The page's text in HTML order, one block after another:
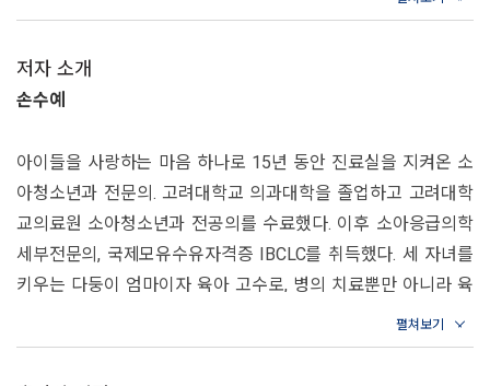
0~60개월까지 개월별로
부모가 꼭 알아야 할 핵심만 쏙쏙!
육아가 두려운 것은 육아 자체보다는 방대한 육아 정보를 공부해
야 한다는 생각 때문일지도 모른다. 하지만 부모는 육아에 관한
모든 정보를 다 알 필요도 없고, 그렇게 할 수도 없다. 피부 질환
을 조심해야 하는 영유아 시기에는 피부 관련 정보를 알아두고,
분리불안이 심해지는 9~10개월에는 분리불안 대처법을 배워두
면 된다. 이 책은 부모가 육아에 대한 걱정을 덜 수 있도록 0~60
개월까지 아이의 발달 상황에 맞는 적절한 정보와 노하우를 안내
이 시기 흔히 고민하는 문제
3~4개월
우리 아이 생활 자세히 살펴보기
이 시기 흔히 고민하는 문제
어떻게 놀아줄까?
양육자가 편해지는 핵심 육아 상식
아이와 더 가까워지는 소아정신과 칼럼
4~5개월
아 멘토가 되길 바랍니다.
소아청소년과 전문의
손수예
이제까지의 육아서는 아이들의 신체 발달에 주로 초점이 맞춰져
있었습니다. 하지만 생후 첫 5년은 신체뿐 아니라, 마음과 인지
또한 비약적으로 성장하는 시기입니다. 우리동네 어린이병원 육
아대백과는 아이들의 마음과 세계가 어떻게 발달하는지를, 전문
적이면서도 구체적으로 알려주는 첫 번째 육아백과라고 자신 있
저자 소개
손수예
아이들을 사랑하는 마음 하나로 15년 동안 진료실을 지켜온 소
아청소년과 전문의. 고려대학교 의과대학을 졸업하고 고려대학
교의료원 소아청소년과 전공의를 수료했다. 이후 소아응급의학
세부전문의, 국제모유수유자격증 IBCLC를 취득했다. 세 자녀를
키우는 다둥이 엄마이자 육아 고수로, 병의 치료뿐만 아니라 육
아를 하면서 양육자가 겪는 크고 작은 걱정까지도 공감해 주는
든든한 조력자다. 아이에 대해 늘 궁금한 것이 많은 양육자들을